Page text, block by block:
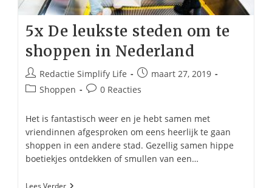
5x De leukste steden om te
shoppen in Nederland
Bericht
auteur:
Redactie Simplify Life
Bericht
gepubliceerd
maart 27, 2019
Berichtcategorie:
Shoppen
Bericht0 Reacties
Het is fantastisch weer en je hebt samen met
vriendinnen afgesproken om eens heerlijk te gaan
shoppen in een andere stad. Gezellig samen hippe
boetiekjes ontdekken of smullen van een…